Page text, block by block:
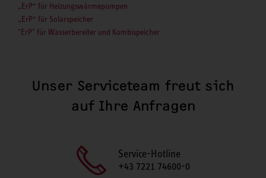
„ErP“ für Heizungswärmepumpen
„ErP“ für Solarspeicher
"ErP" für Wasserbereiter und Kombispeicher
Unser Serviceteam freut sich
auf Ihre Anfragen
Service-Hotline
+43 7221 74600-0